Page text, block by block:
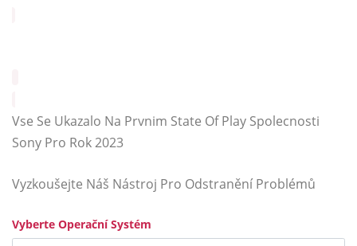
Vse Se Ukazalo Na Prvnim State Of Play Spolecnosti
Sony Pro Rok 2023
Vyzkoušejte Náš Nástroj Pro Odstranění Problémů
Vyberte Operační Systém